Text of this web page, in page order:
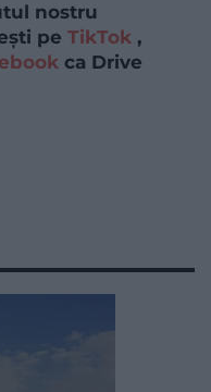
nostru
pe TikTok ,
ca Drive